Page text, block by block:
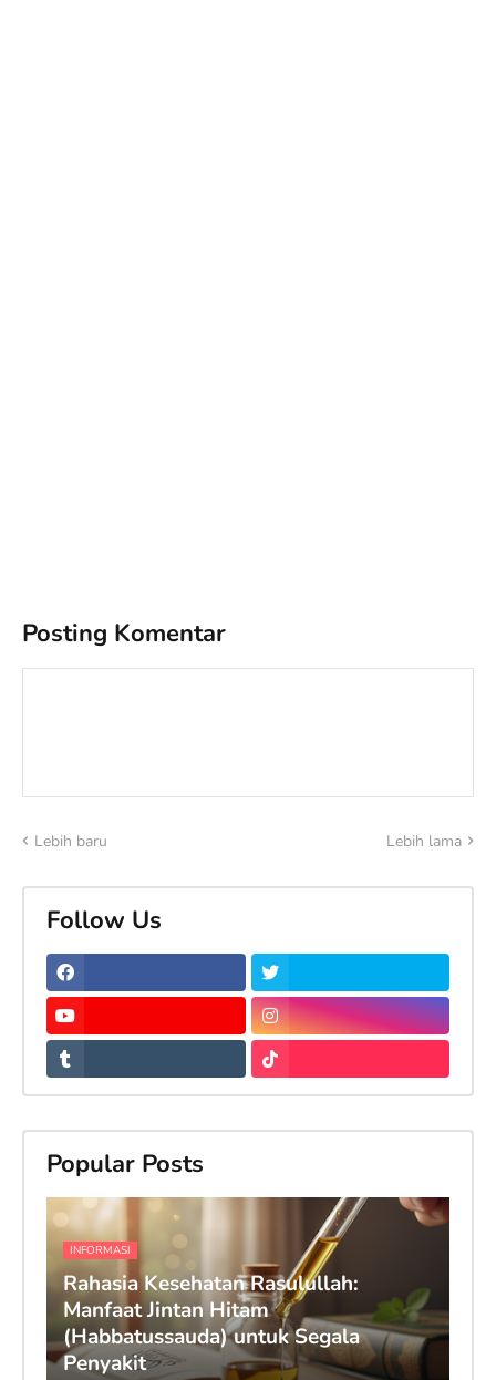
Posting Komentar
Lebih baru Lebih lama
Follow Us
Popular Posts
INFORMASI
Rahasia Kesehatan Rasulullah:
Manfaat Jintan Hitam
(Habbatussauda) untuk Segala
Penyakit